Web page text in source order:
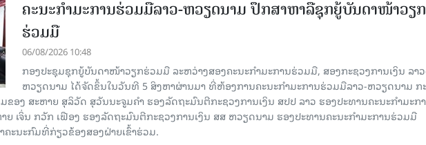
ຄະນະກໍາມະການຮ່ວມມືລາວ-ຫວຽດນາມ ປຶກສາຫາລືຊຸກຍູ້ບັນດາໜ້າວຽກ
ຮ່ວມມື
06/08/2026 10:48
ກອງປະຊຸມຊຸກຍູ້ບັນດາໜ້າວຽກຮ່ວມມື ລະຫວ່າງສອງຄະນະກໍາມະການຮ່ວມມື, ສອງກະຊວງການເງິນ ລາ
ຫວຽດນາມ ໄດ້ຈັດຂຶ້ນໃນວັນທີ 5 ສິງຫາຜ່ານມາ ທີ່ຫ້ອງການຄະນະກໍາມະການຮ່ວມມືລາວ-ຫວຽດນາມ ກ
ຂອງ ສະຫາຍ ສຸລິວັດ ສຸວັນນະຈູມຄຳ ຮອງລັດຖະມົນຕີກະຊວງການເງິນ ສປປ ລາວ ຮອງປະທານຄະນະກໍາມະກ
ເຈິ່ນ ກວັກ ເຟືອງ ຮອງລັດຖະມົນຕີກະຊວງການເງິນ ສສ ຫວຽດນາມ ຮອງປະທານຄະນະກໍາມະການຮ່ວມມື
ະນະກົມທີ່ກ່ຽວຂ້ອງສອງຝ່າຍເຂົ້າຮ່ວມ.